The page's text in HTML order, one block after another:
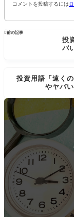
コメントを投稿するには
前の記事
投
バ
投資用語「遠く
やヤバ